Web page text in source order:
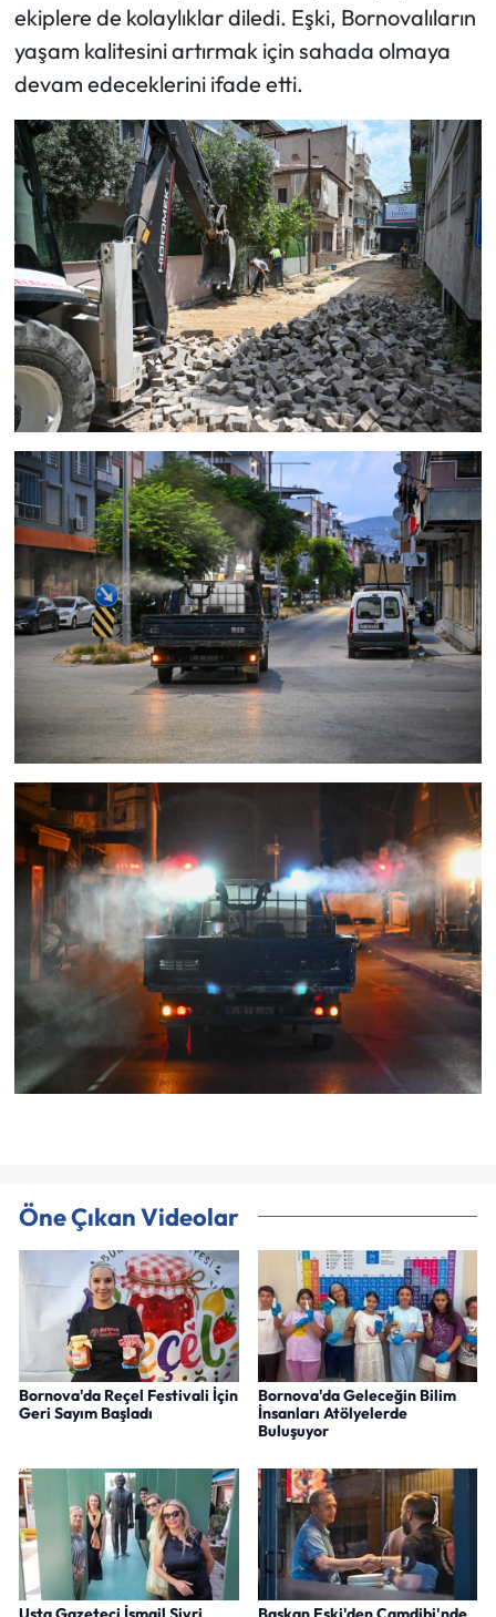
ekiplere de kolaylıklar diledi. Eşki, Bornovalıların
yaşam kalitesini artırmak için sahada olmaya
devam edeceklerini ifade etti.
Öne Çıkan Videolar
Bornova'da Reçel Festivali İçin
Geri Sayım Başladı
Bornova'da Geleceğin Bilim
İnsanları Atölyelerde
Buluşuyor